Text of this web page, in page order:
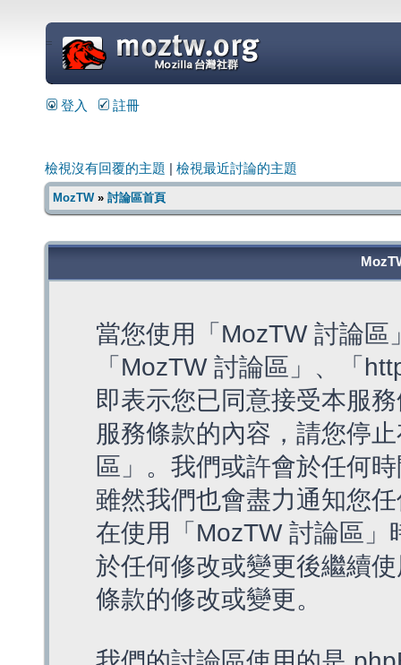
=
登入 註冊
檢視沒有回覆的主題 檢視最近討論的主題
MozTW» 討論區首頁
當您使用「MozTW 討論
「MozTW 討論區」、「
即表示您已同意接受本服
服務條款的內容，請您停
區」。我們或許會於任何
雖然我們也會盡力通知您
在使用「MozTW 討論區
於任何修改或變更後繼續
條款的修改或變更。